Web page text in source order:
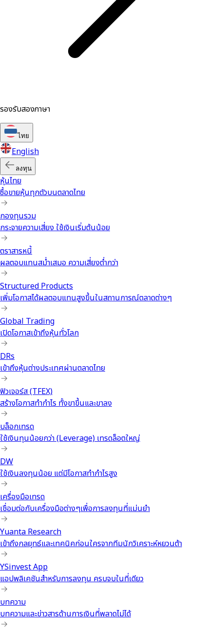
รองรับสองภาษา
ไทย
English
ลงทุน
หุ้นไทย
ซื้อขายหุ้นทุกตัวบนตลาดไทย
กองทุนรวม
กระจายความเสี่ยง ใช้เงินเริ่มต้นน้อย
ตราสารหนี้
ผลตอบแทนสม่ำเสมอ ความเสี่ยงต่ำกว่า
Structured Products
เพิ่มโอกาสได้ผลตอบแทนสูงขึ้นในสถานการณ์ตลาดต่างๆ
Global Trading
เปิดโอกาสเข้าถึงหุ้นทั่วโลก
DRs
เข้าถึงหุ้นต่างประเทศผ่านตลาดไทย
ฟิวเจอร์ส (TFEX)
สร้างโอกาสทำกำไร ทั้งขาขึ้นและขาลง
บล็อกเทรด
ใช้เงินทุนน้อยกว่า (Leverage) เทรดล็อตใหญ่
DW
ใช้เงินลงทุนน้อย แต่มีโอกาสทำกำไรสูง
เครื่องมือเทรด
เชื่อมต่อกับเครื่องมือต่างๆเพื่อการลงทุนที่แม่นยำ
Yuanta Research
เข้าถึงกลยุทธ์และเทคนิคก่อนใครจากทีมนักวิเคราะห์หยวนต้า
YSinvest App
แอปพลิเคชันสำหรับการลงทุน ครบจบในที่เดียว
บทความ
บทความและข่าวสารด้านการเงินที่พลาดไม่ได้